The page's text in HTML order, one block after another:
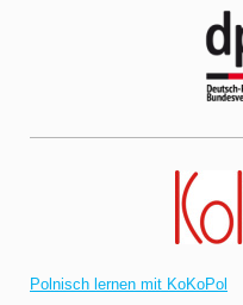
Polnisch lernen mit KoKoPol